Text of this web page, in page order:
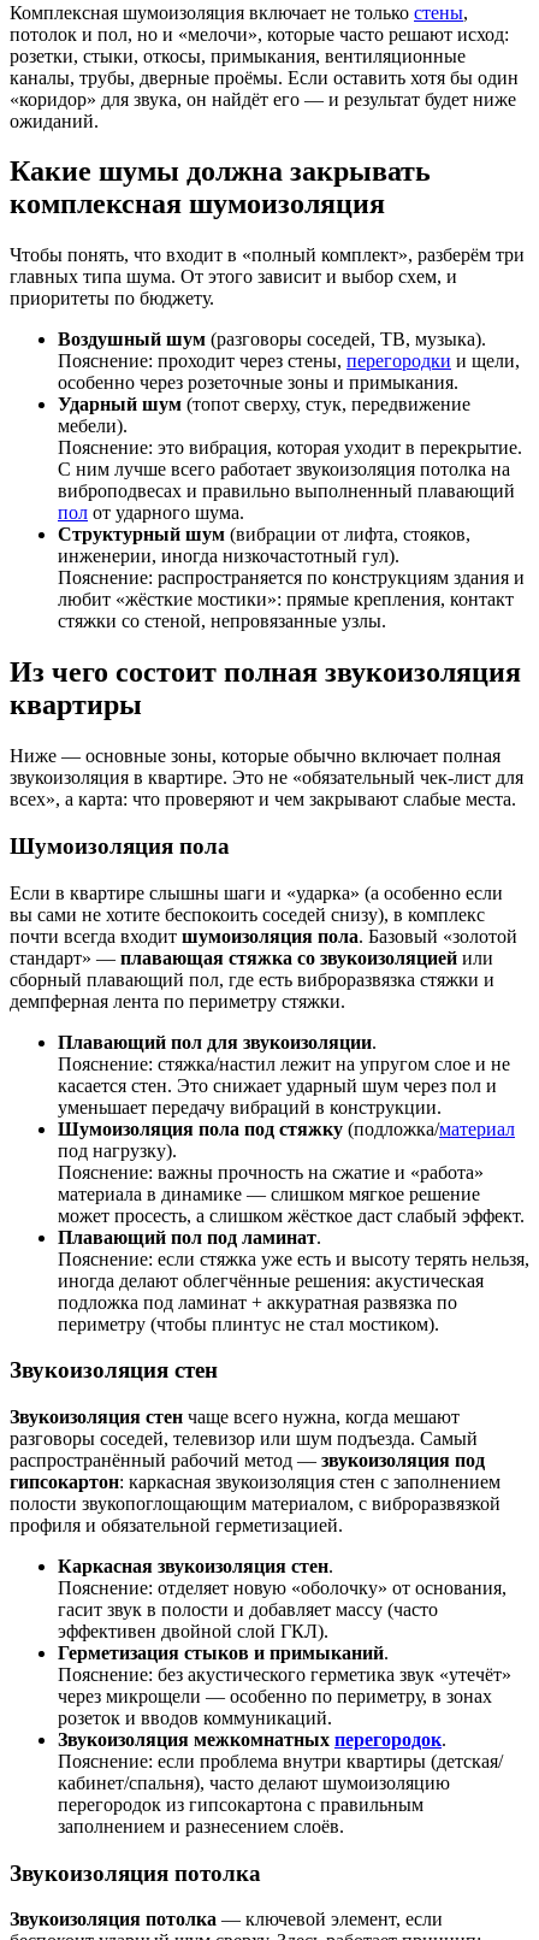
Комплексная шумоизоляция включает не только стены,
потолок и пол, но и «мелочи», которые часто решают исход:
розетки, стыки, откосы, примыкания, вентиляционные
каналы, трубы, дверные проёмы. Если оставить хотя бы один
«коридор» для звука, он найдёт его — и результат будет ниже
ожиданий.
Какие шумы должна закрывать
комплексная шумоизоляция
Чтобы понять, что входит в «полный комплект», разберём три
главных типа шума. От этого зависит и выбор схем, и
приоритеты по бюджету.
Воздушный шум (разговоры соседей, ТВ, музыка).
Пояснение: проходит через стены, перегородки и щели,
особенно через розеточные зоны и примыкания.
Ударный шум (топот сверху, стук, передвижение
мебели).
Пояснение: это вибрация, которая уходит в перекрытие.
С ним лучше всего работает звукоизоляция потолка на
виброподвесах и правильно выполненный плавающий
пол от ударного шума.
Структурный шум (вибрации от лифта, стояков,
инженерии, иногда низкочастотный гул).
Пояснение: распространяется по конструкциям здания и
любит «жёсткие мостики»: прямые крепления, контакт
стяжки со стеной, непровязанные узлы.
Из чего состоит полная звукоизоляция
квартиры
Ниже — основные зоны, которые обычно включает полная
звукоизоляция в квартире. Это не «обязательный чек-лист для
всех», а карта: что проверяют и чем закрывают слабые места.
Шумоизоляция пола
Если в квартире слышны шаги и «ударка» (а особенно если
вы сами не хотите беспокоить соседей снизу), в комплекс
почти всегда входит шумоизоляция пола. Базовый «золотой
стандарт» — плавающая стяжка со звукоизоляцией или
сборный плавающий пол, где есть виброразвязка стяжки и
демпферная лента по периметру стяжки.
Плавающий пол для звукоизоляции.
Пояснение: стяжка/настил лежит на упругом слое и не
касается стен. Это снижает ударный шум через пол и
уменьшает передачу вибраций в конструкции.
Шумоизоляция пола под стяжку (подложка/материал
под нагрузку).
Пояснение: важны прочность на сжатие и «работа»
материала в динамике — слишком мягкое решение
может просесть, а слишком жёсткое даст слабый эффект.
Плавающий пол под ламинат.
Пояснение: если стяжка уже есть и высоту терять нельзя,
иногда делают облегчённые решения: акустическая
подложка под ламинат + аккуратная развязка по
периметру (чтобы плинтус не стал мостиком).
Звукоизоляция стен
Звукоизоляция стен чаще всего нужна, когда мешают
разговоры соседей, телевизор или шум подъезда. Самый
распространённый рабочий метод — звукоизоляция под
гипсокартон: каркасная звукоизоляция стен с заполнением
полости звукопоглощающим материалом, с виброразвязкой
профиля и обязательной герметизацией.
Каркасная звукоизоляция стен.
Пояснение: отделяет новую «оболочку» от основания,
гасит звук в полости и добавляет массу (часто
эффективен двойной слой ГКЛ).
Герметизация стыков и примыканий.
Пояснение: без акустического герметика звук «утечёт»
через микрощели — особенно по периметру, в зонах
розеток и вводов коммуникаций.
Звукоизоляция межкомнатных перегородок.
Пояснение: если проблема внутри квартиры (детская/
кабинет/спальня), часто делают шумоизоляцию
перегородок из гипсокартона с правильным
заполнением и разнесением слоёв.
Звукоизоляция потолка
Звукоизоляция потолка — ключевой элемент, если